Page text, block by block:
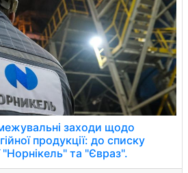
заходи щодо
продукції: до списку
та "Євраз".